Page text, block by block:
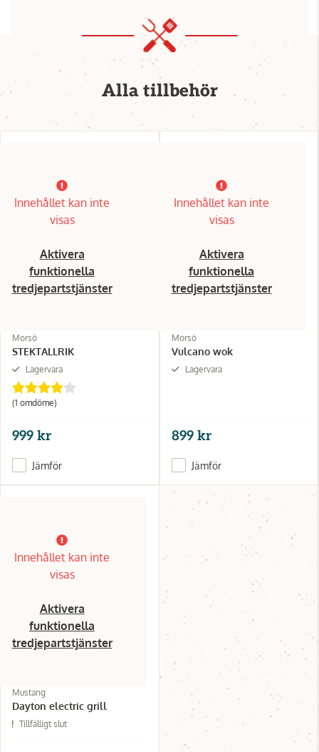
Alla tillbehör
Innehållet kan inte
visas
Aktivera
funktionella
tredjepartstjänster
Morsö
STEKTALLRIK
Lagervara
(1 omdöme)
999 kr
Jämför
Innehållet kan inte
visas
Aktivera
funktionella
tredjepartstjänster
Morsö
Vulcano wok
Lagervara
899 kr
Jämför
Innehållet kan inte
visas
Aktivera
funktionella
tredjepartstjänster
Mustang
Dayton electric grill
Tillfälligt slut